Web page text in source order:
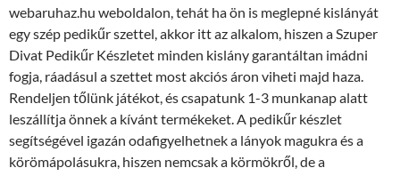
webaruhaz.hu weboldalon, tehát ha ön is meglepné kislányát
egy szép pedikűr szettel, akkor itt az alkalom, hiszen a Szuper
Divat Pedikűr Készletet minden kislány garantáltan imádni
fogja, ráadásul a szettet most akciós áron viheti majd haza.
Rendeljen tőlünk játékot, és csapatunk 1-3 munkanap alatt
leszállítja önnek a kívánt termékeket. A pedikűr készlet
segítségével igazán odafigyelhetnek a lányok magukra és a
körömápolásukra, hiszen nemcsak a körmökről, de a